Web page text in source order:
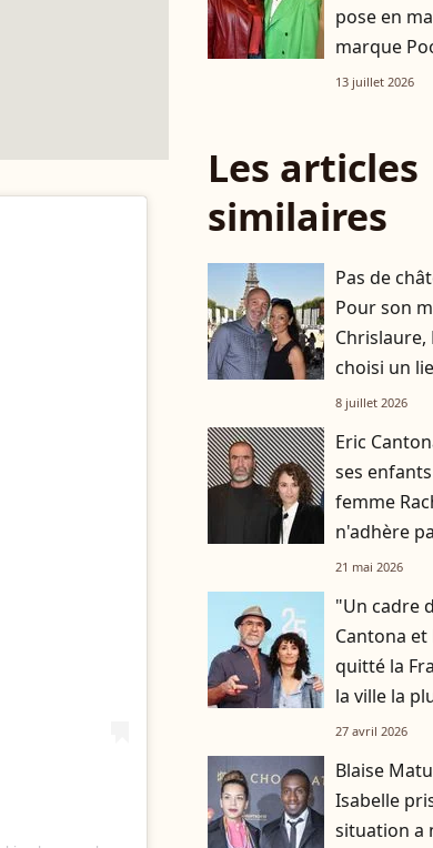
pose en
marque
conquis
13 juillet 2026
Les articles
similaires
Pas de
Pour son
Chrislaure,
choisi un
l'ordinaire
8 juillet 2026
Eric
ses
femme
n'adhère
familiale,
21 mai 2026
"Un cadre
Cantona
quitté la
la ville la
monde
27 avril 2026
Blaise
Isabelle
situation a